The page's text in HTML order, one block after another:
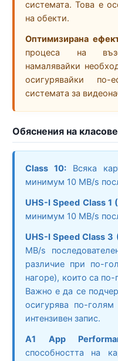
системата. Това е
на обекти.
Оптимизирана
процеса на
намалявайки
осигурявайки по-
системата за
Обяснения на
Class 10: Всяка
минимум 10 MB/s
UHS-I Speed Class 1
минимум 10 MB/s
UHS-I Speed Class 3
MB/s
различие при по-
нагоре), които са
Важно е да се
осигурява по-
интензивен запис.
A1 App
способността на